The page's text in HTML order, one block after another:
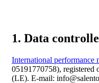
1. Data
International performance
05191770758),
(LE). E-mail: